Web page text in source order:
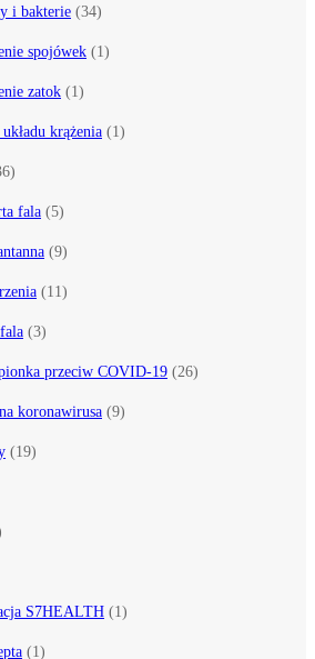
i bakterie (34)
spojówek (1)
zatok (1)
krążenia (1)
fala (5)
(9)
(11)
(3)
przeciw COVID-19 (26)
koronawirusa (9)
(19)
S7HEALTH (1)
(1)